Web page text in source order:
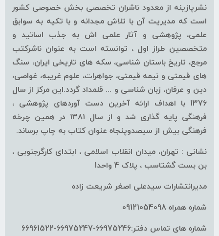
نشرپازینه از معدود ناشران تخصصی بخش خصوصی کشور
است که مدیریت آن با تلاش مجدانه و با تکیه به سوابق
علمی، پژوهشی و آثار علمی اش به جذب اساتید و
متخصصین طراز اول ، توانسته است به عنوان ناشرکتب
مرجع، تاریخ باستان شناسی، سکه های تاریخی ایران، سنگ
های قیمتی و نیمه قیمتی، جواهرات، علوم غریبه، غواصی،
دین و عرفان، زبان شناسی و ... قلمداد گردد.این مرکز از سال
1376 با اهداف ارائه آخرین دست آوردهای پژوهشی ،
فرهنگی پایه گذاری شد و از سال 1381 در همین چرخه
فرهنگی بیش از سیصدوپنجاه عنوان کتاب به چاپ برساند.
نشانی : تهران، میدان انقلاب اسلامی ، ابتدای کارگرجنوبی ،
بن بست گشتاسب ، پلاک 4 واحد1
مدیرانتشارات سیدعلی اصغر شریعت زاده
شماره همراه 09121054098
شماره های تماس دفتر:66975246-66975247-66961522